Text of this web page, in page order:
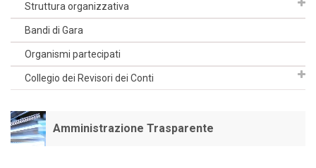
Struttura organizzativa
Bandi di Gara
Organismi partecipati
Collegio dei Revisori dei Conti
Amministrazione Trasparente